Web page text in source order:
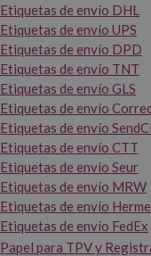
Etiquetas de envío DHL
Etiquetas de envío UPS
Etiquetas de envío DPD
Etiquetas de envío TNT
Etiquetas de envío GLS
Etiquetas de envío
Etiquetas de envío
Etiquetas de envío CTT
Etiquetas de envío Seur
Etiquetas de envío MRW
Etiquetas de envío
Etiquetas de envío FedEx
Papel para TPV y